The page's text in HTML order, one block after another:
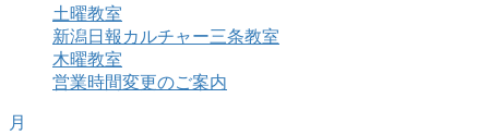
土曜教室
新潟日報カルチャー三条教室
木曜教室
営業時間変更のご案内
月